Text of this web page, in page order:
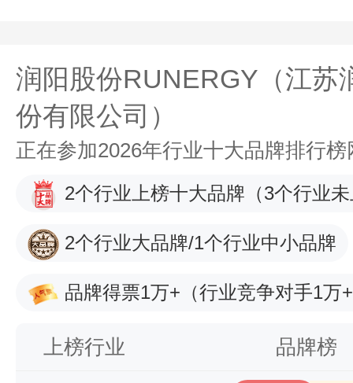
润阳股份RUNERGY（江苏
份有限公司）
正在参加2026年行业十大品牌排行
2个行业上榜十大品牌 （3个行业
2个行业大品牌/1个行业中小品牌
品牌得票1万+ （行业竞争对手1万
上榜行业 品牌榜